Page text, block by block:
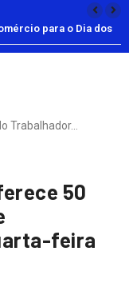
para o Dia dos
Trabalhador…
50
feira